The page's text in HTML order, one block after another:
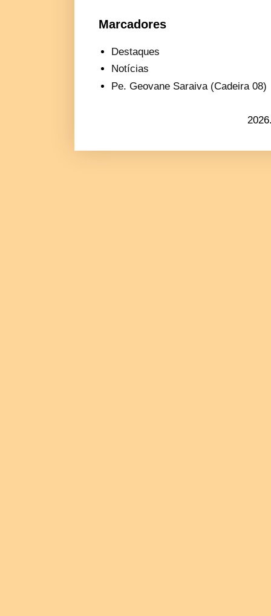
Marcadores
Destaques
Notícias
Pe. Geovane Saraiva (Cadeira 08)